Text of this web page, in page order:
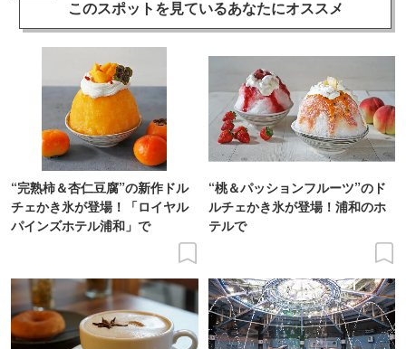
このスポットを見ているあなたにオススメ
“完熟柿＆杏仁豆腐”の新作ドル
チェかき氷が登場！「ロイヤル
パインズホテル浦和」で
“桃＆パッションフルーツ”のド
ルチェかき氷が登場！浦和のホ
テルで